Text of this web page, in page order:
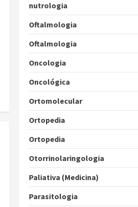
nutrologia
Oftalmologia
Oftalmologia
Oncologia
Oncológica
Ortomolecular
Ortopedia
Ortopedia
Otorrinolaringologia
Paliativa (Medicina)
Parasitologia